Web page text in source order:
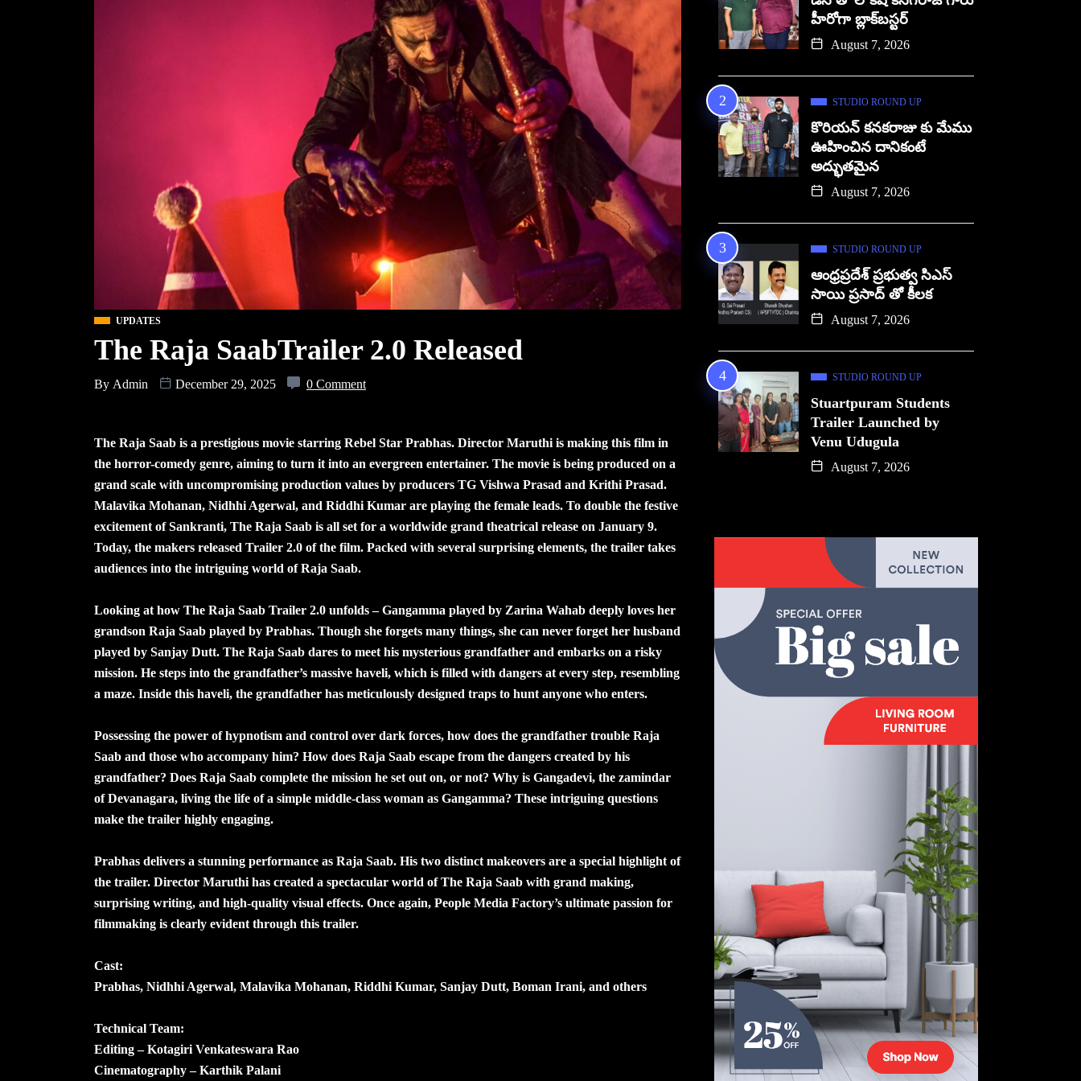
UPDATES
The Raja SaabTrailer 2.0 Released
By Admin December 29, 2025 0 Comment
The Raja Saab is a prestigious movie starring Rebel Star Prabhas. Director Maruthi is making this film in
the horror-comedy genre, aiming to turn it into an evergreen entertainer. The movie is being produced on a
grand scale with uncompromising production values by producers TG Vishwa Prasad and Krithi Prasad.
Malavika Mohanan, Nidhhi Agerwal, and Riddhi Kumar are playing the female leads. To double the festive
excitement of Sankranti, The Raja Saab is all set for a worldwide grand theatrical release on January 9.
Today, the makers released Trailer 2.0 of the film. Packed with several surprising elements, the trailer takes
audiences into the intriguing world of Raja Saab.
Looking at how The Raja Saab Trailer 2.0 unfolds – Gangamma played by Zarina Wahab deeply loves her
grandson Raja Saab played by Prabhas. Though she forgets many things, she can never forget her husband
played by Sanjay Dutt. The Raja Saab dares to meet his mysterious grandfather and embarks on a risky
mission. He steps into the grandfather’s massive haveli, which is filled with dangers at every step, resembling
a maze. Inside this haveli, the grandfather has meticulously designed traps to hunt anyone who enters.
Possessing the power of hypnotism and control over dark forces, how does the grandfather trouble Raja
Saab and those who accompany him? How does Raja Saab escape from the dangers created by his
grandfather? Does Raja Saab complete the mission he set out on, or not? Why is Gangadevi, the zamindar
of Devanagara, living the life of a simple middle-class woman as Gangamma? These intriguing questions
make the trailer highly engaging.
Prabhas delivers a stunning performance as Raja Saab. His two distinct makeovers are a special highlight of
the trailer. Director Maruthi has created a spectacular world of The Raja Saab with grand making,
surprising writing, and high-quality visual effects. Once again, People Media Factory’s ultimate passion for
filmmaking is clearly evident through this trailer.
Cast:
Prabhas, Nidhhi Agerwal, Malavika Mohanan, Riddhi Kumar, Sanjay Dutt, Boman Irani, and others
Technical Team:
Editing – Kotagiri Venkateswara Rao
Cinematography – Karthik Palani
హీరోగా బ్లాక్‌బస్టర్
August 7, 2026
STUDIO ROUND UP
కొరియన్ కనకరాజు కు మేము
ఊహించిన దానికంటే
అద్భుతమైన
August 7, 2026
STUDIO ROUND UP
ఆంధ్రప్రదేశ్ ప్రభుత్వ సిఎస్
సాయి ప్రసాద్ తో కీలక
August 7, 2026
STUDIO ROUND UP
Stuartpuram Students
Trailer Launched by
Venu Udugula
August 7, 2026